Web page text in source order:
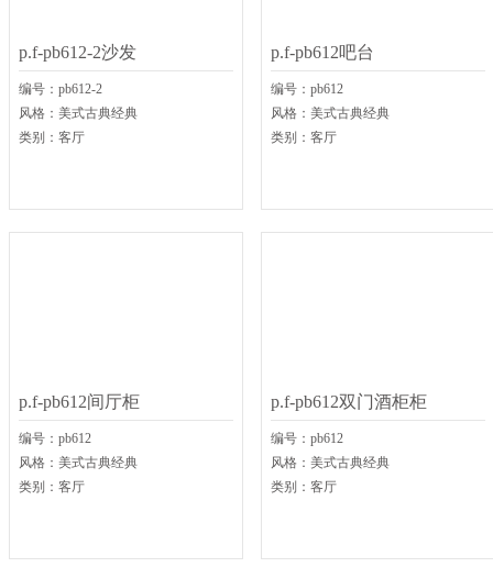
p.f-pb612-2沙发
编号： pb612-2
风格： 美式古典经典
类别： 客厅
p.f-pb612吧台
编号： pb612
风格： 美式古典经典
类别： 客厅
p.f-pb612间厅柜
编号： pb612
风格： 美式古典经典
类别： 客厅
p.f-pb612双门酒柜柜
编号： pb612
风格： 美式古典经典
类别： 客厅